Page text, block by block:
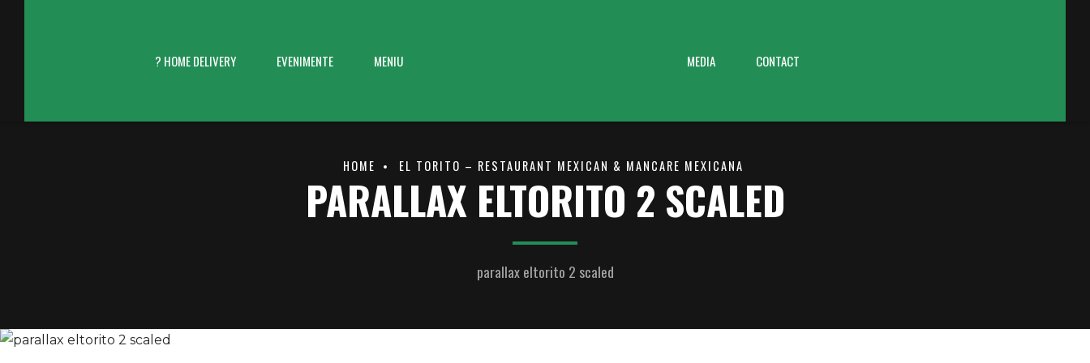
? HOME DELIVERY EVENIMENTE MENIU MEDIA CONTACT
HOME EL TORITO – RESTAURANT MEXICAN & MANCARE MEXICANA
PARALLAX ELTORITO 2 SCALED
parallax eltorito 2 scaled